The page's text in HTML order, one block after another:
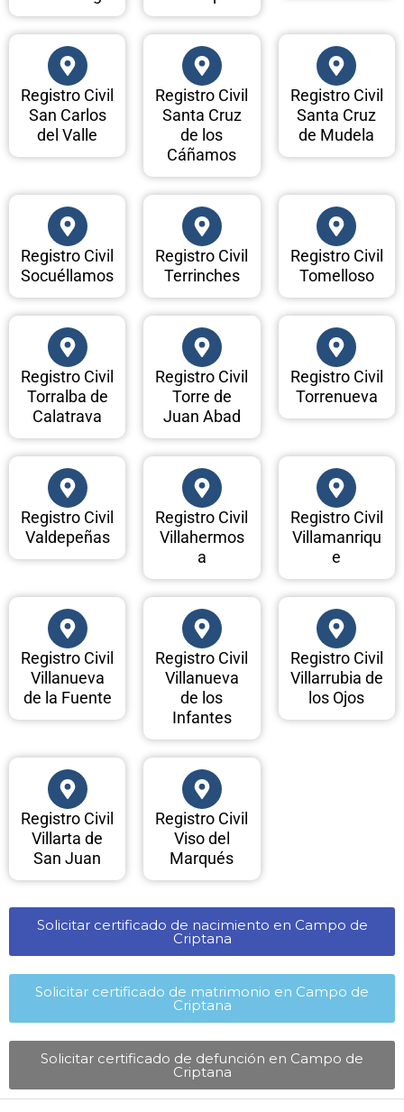
Registro Civil
San Carlos
del Valle
Registro Civil
Santa Cruz
de los
Cáñamos
Registro Civil
Santa Cruz
de Mudela
Registro Civil
Socuéllamos
Registro Civil
Terrinches
Registro Civil
Tomelloso
Registro Civil
Torralba de
Calatrava
Registro Civil
Torre de
Juan Abad
Registro Civil
Torrenueva
Registro Civil
Valdepeñas
Registro Civil
Villahermos
a
Registro Civil
Villamanriqu
e
Registro Civil
Villanueva
de la Fuente
Registro Civil
Villanueva
de los
Infantes
Registro Civil
Villarrubia de
los Ojos
Registro Civil
Villarta de
San Juan
Registro Civil
Viso del
Marqués
Solicitar certificado de nacimiento en Campo de
Criptana​
Solicitar certificado de matrimonio en Campo de
Criptana​
Solicitar certificado de defunción en Campo de
Criptana​